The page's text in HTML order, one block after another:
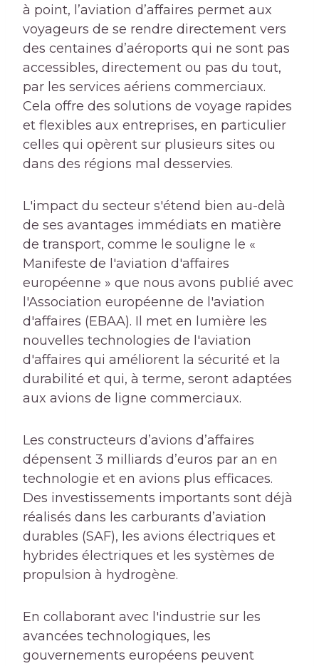
à point, l’aviation d’affaires permet aux
voyageurs de se rendre directement vers
des centaines d’aéroports qui ne sont pas
accessibles, directement ou pas du tout,
par les services aériens commerciaux.
Cela offre des solutions de voyage rapides
et flexibles aux entreprises, en particulier
celles qui opèrent sur plusieurs sites ou
dans des régions mal desservies.
L'impact du secteur s'étend bien au-delà
de ses avantages immédiats en matière
de transport, comme le souligne le «
Manifeste de l'aviation d'affaires
européenne » que nous avons publié avec
l'Association européenne de l'aviation
d'affaires (EBAA). Il met en lumière les
nouvelles technologies de l'aviation
d'affaires qui améliorent la sécurité et la
durabilité et qui, à terme, seront adaptées
aux avions de ligne commerciaux.
Les constructeurs d’avions d’affaires
dépensent 3 milliards d’euros par an en
technologie et en avions plus efficaces.
Des investissements importants sont déjà
réalisés dans les carburants d’aviation
durables (SAF), les avions électriques et
hybrides électriques et les systèmes de
propulsion à hydrogène.
En collaborant avec l'industrie sur les
avancées technologiques, les
gouvernements européens peuvent